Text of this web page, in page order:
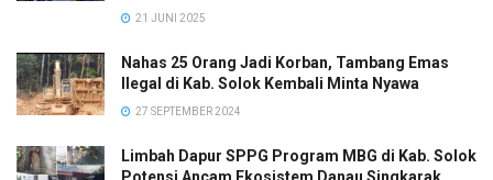
21 JUNI 2025
Nahas 25 Orang Jadi Korban, Tambang Emas
Ilegal di Kab. Solok Kembali Minta Nyawa
27 SEPTEMBER 2024
Limbah Dapur SPPG Program MBG di Kab. Solok
Potensi Ancam Ekosistem Danau Singkarak,